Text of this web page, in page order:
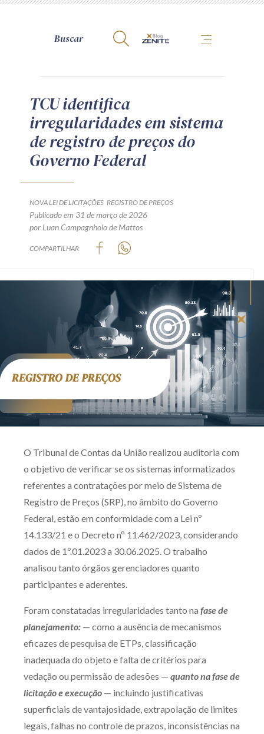
A Zênite
Como publicar conosco
Site da Zênite
Contato
Política de Privacidade
Guia de Direitos dos Titulares de Dados
Encarregado (contato)
Produtos e serviços
Zênite Fácil IA
Zênite Play
Orientação por Escrito
Mentoria Zênite
Capacitação
Eventos presenciais
Zênite in Company
Diferenciais
Receba por RSS
Av. Sete de Setembro, 4698
Batel Curitiba/PR CEP80240-000
Telefone (41) 2109-8666
Whatsapp (41) 98881-6616
TCU identifica
irregularidades em sistema
de registro de preços do
Governo Federal
NOVA LEI DE LICITAÇÕES REGISTRO DE PREÇOS
Publicado em 31 de março de 2026
por Luan Campagnholo de Mattos
COMPARTILHAR
O Tribunal de Contas da União realizou auditoria com
o objetivo de verificar se os sistemas informatizados
referentes a contratações por meio de Sistema de
Registro de Preços (SRP), no âmbito do Governo
Federal, estão em conformidade com a Lei nº
14.133/21 e o Decreto nº 11.462/2023, considerando
dados de 1º.01.2023 a 30.06.2025. O trabalho
analisou tanto órgãos gerenciadores quanto
participantes e aderentes.
Foram constatadas irregularidades tanto na fase de
planejamento: — como a ausência de mecanismos
eficazes de pesquisa de ETPs, classificação
inadequada do objeto e falta de critérios para
vedação ou permissão de adesões — quanto na fase de
licitação e execução — incluindo justificativas
superficiais de vantajosidade, extrapolação de limites
legais, falhas no controle de prazos, inconsistências na